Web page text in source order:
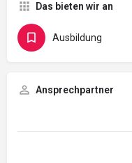
Das bieten wir an
Ausbildung
Ansprechpartner